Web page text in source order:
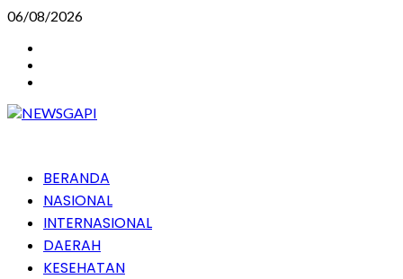
Skip
content
06/08/2026
PrimaryBERANDA
NASIONAL
INTERNASIONAL
DAERAH
KESEHATAN